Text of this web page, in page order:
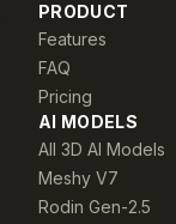
PRODUCT
Features
FAQ
Pricing
AI MODELS
All 3D AI Models
Meshy V7
Rodin Gen-2.5